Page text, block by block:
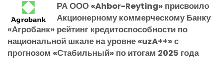
РА ООО «Ahbor-Reyting» присвоило
Акционерному коммерческому Банку
«Агробанк» рейтинг кредитоспособности по
национальной шкале на уровне «uzA++» с
прогнозом «Стабильный» по итогам 2025 года